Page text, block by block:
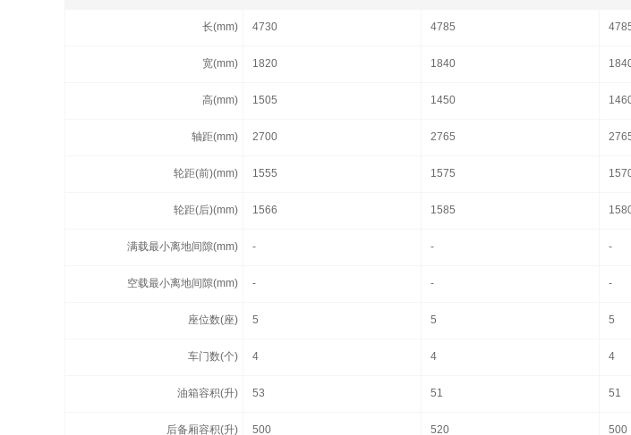
长(mm) 4730 4785
宽(mm) 1820 1840
高(mm) 1505 1450
轴距(mm) 2700 2765
轮距(前)(mm) 1555 1575
轮距(后)(mm) 1566 1585
满载最小离地间隙(mm) - - -
空载最小离地间隙(mm) - - -
座位数(座) 5 5 5
车门数(个) 4 4 4
油箱容积(升) 53 51 51
后备厢容积(升) 500 520 500